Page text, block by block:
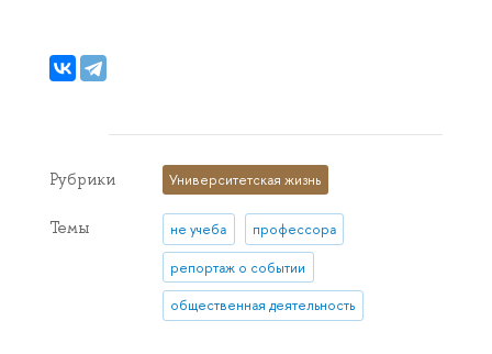
Рубрики Университетская жизнь
Темы не учеба профессора
репортаж о событии
общественная деятельность